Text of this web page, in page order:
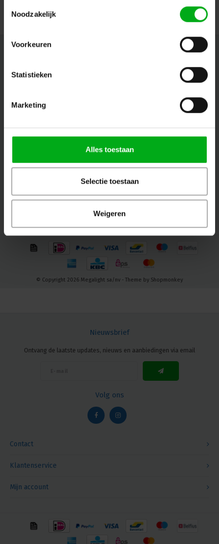
Noodzakelijk
Voorkeuren
Statistieken
Marketing
Alles toestaan
Selectie toestaan
Weigeren
Contact
Ontvang de laatste updates, nieuws en aanbiedingen via email
© Copyright 2026 Megalight sa/nv - Theme by Shopmonkey
Contact
Nieuwsbrief
Ontvang de laatste updates, nieuws en aanbiedingen via email
Volg ons
Klantenservice
Mijn account